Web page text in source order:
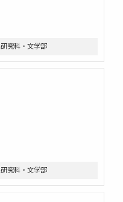
究科・文学部
究科・文学部